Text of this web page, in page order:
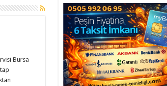
Bursa